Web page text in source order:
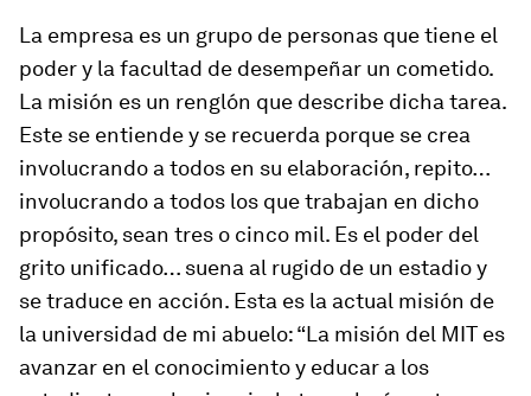
La empresa es un grupo de personas que tiene el
poder y la facultad de desempeñar un cometido.
La misión es un renglón que describe dicha tarea.
Este se entiende y se recuerda porque se crea
involucrando a todos en su elaboración, repito…
involucrando a todos los que trabajan en dicho
propósito, sean tres o cinco mil. Es el poder del
grito unificado… suena al rugido de un estadio y
se traduce en acción. Esta es la actual misión de
la universidad de mi abuelo: “La misión del MIT es
avanzar en el conocimiento y educar a los